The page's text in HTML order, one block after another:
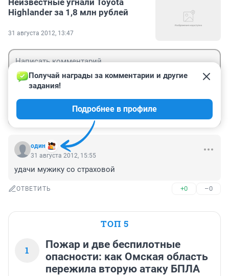
Неизвестные угнали Toyota
Highlander за 1,8 млн рублей
31 августа 2012, 13:47
один
Получай награды за комментарии и другие
задания!
Подробнее в профиле
31 августа 2012, 15:55
удачи мужику со страховой
ОТВЕТИТЬ +0 –0
ТОП 5
1
Пожар и две беспилотные
опасности: как Омская область
пережила вторую атаку БПЛА